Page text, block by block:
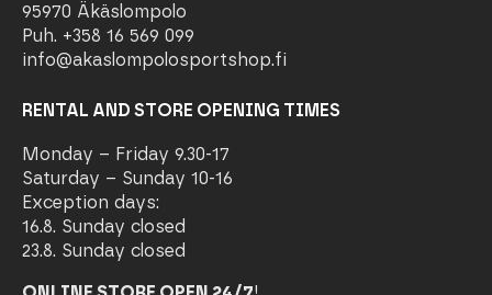
95970 Äkäslompolo
Puh. +358 16 569 099
info@akaslompolosportshop.fi
RENTAL AND STORE OPENING TIMES
Monday – Friday 9.30-17
Saturday – Sunday 10-16
Exception days:
16.8. Sunday closed
23.8. Sunday closed